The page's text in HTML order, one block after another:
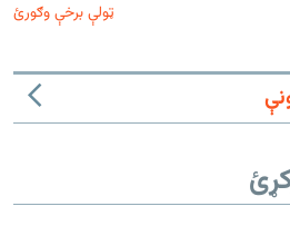
ټولې برخې وګورئ